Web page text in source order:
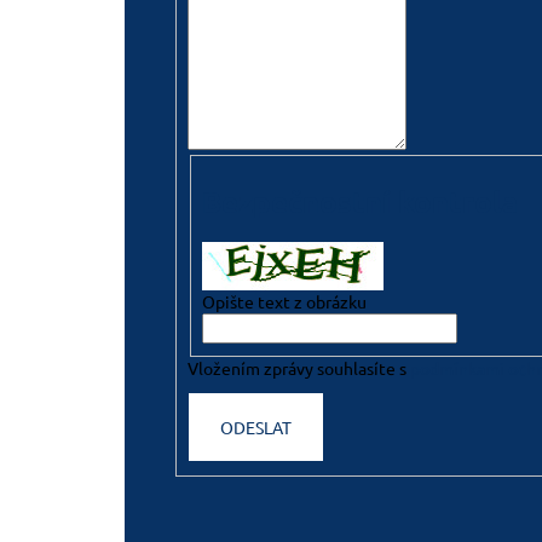
Opište text z obrázku
Vložením zprávy souhlasíte s
ODESLAT